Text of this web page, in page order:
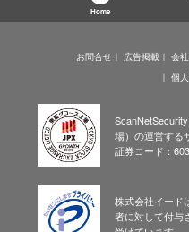
Home
お問合せ 広告掲載 会
個
場）の運営する
証券コード：
株式会社イード
者に対して付与